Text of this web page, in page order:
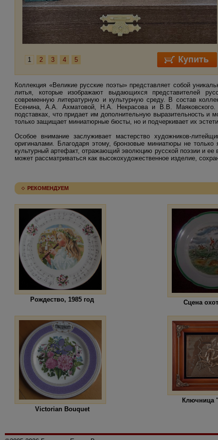
1 2 3 4 5
Коллекция «Великие русские поэты» представляет собой
литья, которые изображают выдающихся представителей
современную литературную и культурную среду. В состав
Есенина, А.А. Ахматовой, Н.А. Некрасова и В.В. Маяковского.
подставках, что придает им дополнительную выразительность и
только защищает миниатюрные бюсты, но и подчеркивает их
Особое внимание заслуживает мастерство художников-
оригиналами. Благодаря этому, бронзовые миниатюры не
культурный артефакт, отражающий эволюцию русской поэзии и
может рассматриваться как высокохудожественное изделие,
РЕКОМЕНДУЕМ
Рождество, 1985 год Сцена
Victorian Bouquet
Ключница